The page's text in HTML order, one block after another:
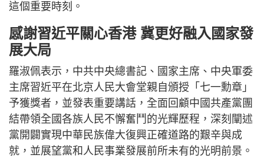
這個重要時刻。
感謝習近平關心香港 冀更好融入國家發
展大局
羅淑佩表示，中共中央總書記、國家主席、中央軍委
主席習近平在北京人民大會堂親自頒授「七一勳章」
予獲獎者，並發表重要講話，全面回顧中國共產黨團
結帶領全國各族人民不懈奮鬥的光輝歷程，深刻闡述
黨開闢實現中華民族偉大復興正確道路的艱辛與成
就，並展望黨和人民事業發展前所未有的光明前景。